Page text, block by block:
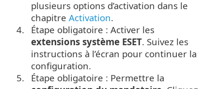
plusieurs options d’activation dans le
chapitre Activation.
4.
Étape obligatoire : Activer les
extensions système ESET. Suivez les
instructions à l’écran pour continuer la
configuration.
5.
Étape obligatoire : Permettre la